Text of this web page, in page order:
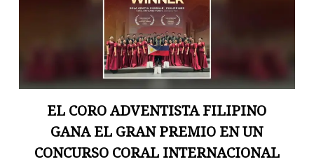
EL CORO ADVENTISTA FILIPINO
GANA EL GRAN PREMIO EN UN
CONCURSO CORAL INTERNACIONAL